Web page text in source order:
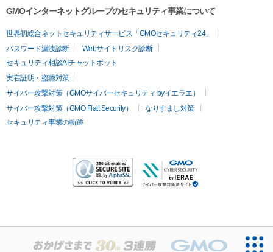
GMOインターネットグループのセキュリティ事業について
世界初総合ネットセキュリティサービス「GMOセキュリティ24」
パスワード漏洩診断
Webサイトリスク診断
セキュリティ相談AIチャットボット
実在証明・盗聴対策
サイバー攻撃対策（GMOサイバーセキュリティ byイエラエ）
サイバー攻撃対策（GMO Flatt Security）
なりすまし対策
セキュリティ事業の軌跡